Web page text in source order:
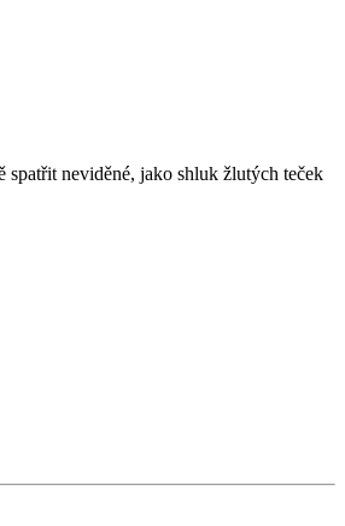
neviděné, jako shluk žlutých teček